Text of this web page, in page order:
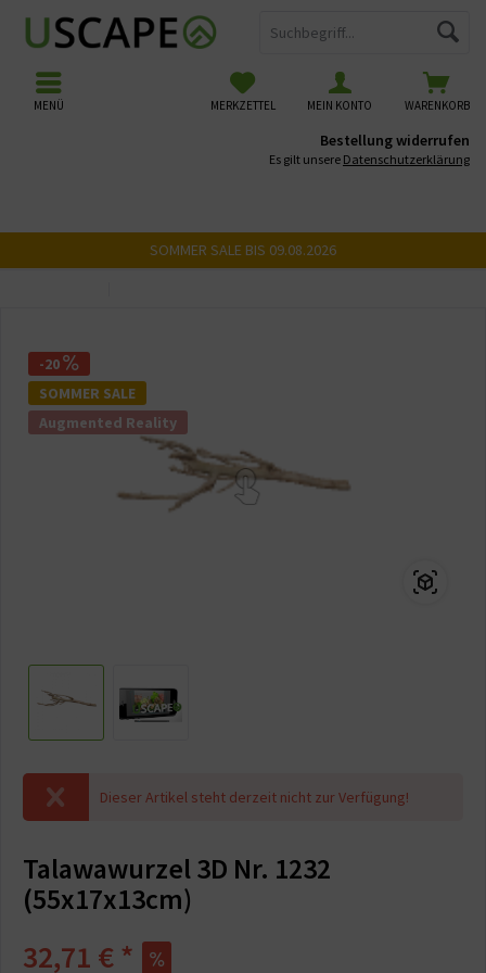
WARENKORB
MERKZETTEL MEIN KONTO
MENÜ
Bestellung widerrufen
Es gilt unsere Datenschutzerklärung
SOMMER SALE BIS 09.08.2026
-20
SOMMER SALE
Augmented Reality
Dieser Artikel steht derzeit nicht zur Verfügung!
Talawawurzel 3D Nr. 1232
(55x17x13cm)
32,71 € *